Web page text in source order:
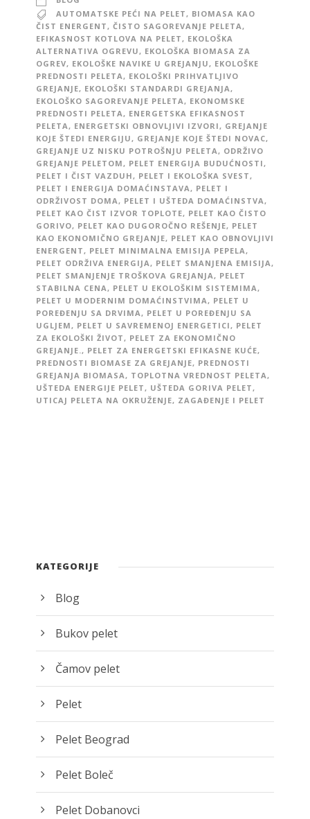
AUTOMATSKE PEĆI NA PELET, BIOMASA KAO
ČIST ENERGENT, ČISTO SAGOREVANJE PELETA,
EFIKASNOST KOTLOVA NA PELET, EKOLOŠKA
ALTERNATIVA OGREVU, EKOLOŠKA BIOMASA ZA
OGREV, EKOLOŠKE NAVIKE U GREJANJU, EKOLOŠKE
PREDNOSTI PELETA, EKOLOŠKI PRIHVATLJIVO
GREJANJE, EKOLOŠKI STANDARDI GREJANJA,
EKOLOŠKO SAGOREVANJE PELETA, EKONOMSKE
PREDNOSTI PELETA, ENERGETSKA EFIKASNOST
PELETA, ENERGETSKI OBNOVLJIVI IZVORI, GREJANJE
KOJE ŠTEDI ENERGIJU, GREJANJE KOJE ŠTEDI NOVAC,
GREJANJE UZ NISKU POTROŠNJU PELETA, ODRŽIVO
GREJANJE PELETOM, PELET ENERGIJA BUDUĆNOSTI,
PELET I ČIST VAZDUH, PELET I EKOLOŠKA SVEST,
PELET I ENERGIJA DOMAĆINSTAVA, PELET I
ODRŽIVOST DOMA, PELET I UŠTEDA DOMAĆINSTVA,
PELET KAO ČIST IZVOR TOPLOTE, PELET KAO ČISTO
GORIVO, PELET KAO DUGOROČNO REŠENJE, PELET
KAO EKONOMIČNO GREJANJE, PELET KAO OBNOVLJIVI
ENERGENT, PELET MINIMALNA EMISIJA PEPELA,
PELET ODRŽIVA ENERGIJA, PELET SMANJENA EMISIJA,
PELET SMANJENJE TROŠKOVA GREJANJA, PELET
STABILNA CENA, PELET U EKOLOŠKIM SISTEMIMA,
PELET U MODERNIM DOMAĆINSTVIMA, PELET U
POREĐENJU SA DRVIMA, PELET U POREĐENJU SA
UGLJEM, PELET U SAVREMENOJ ENERGETICI, PELET
ZA EKOLOŠKI ŽIVOT, PELET ZA EKONOMIČNO
GREJANJE., PELET ZA ENERGETSKI EFIKASNE KUĆE,
PREDNOSTI BIOMASE ZA GREJANJE, PREDNOSTI
GREJANJA BIOMASA, TOPLOTNA VREDNOST PELETA,
UŠTEDA ENERGIJE PELET, UŠTEDA GORIVA PELET,
UTICAJ PELETA NA OKRUŽENJE, ZAGAĐENJE I PELET
KATEGORIJE
Blog
Bukov pelet
Čamov pelet
Pelet
Pelet Beograd
Pelet Boleč
Pelet Dobanovci